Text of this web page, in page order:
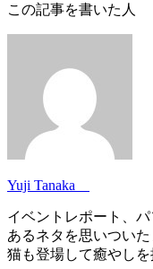
この記事を書いた人
Yuji Tanaka
イベントレポート、
あるネタを思いつい
猫も登場して癒やし